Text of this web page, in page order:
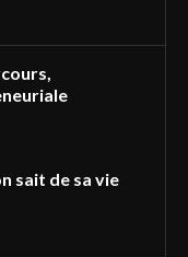
sait de sa vie